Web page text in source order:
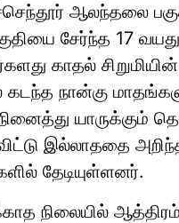
ஆலந்தலை
சேர்ந்த 17 வயது
காதல்
கடந்த நான்கு
யாருக்கும்
இல்லாததை
தேடியுள்ளனர்.
நிலையில்